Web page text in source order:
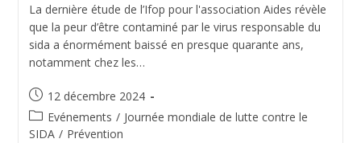
La dernière étude de l’Ifop pour l'association Aides révèle
que la peur d’être contaminé par le virus responsable du
sida a énormément baissé en presque quarante ans,
notamment chez les…
Publication
publiée :
12 décembre 2024
Post
category:
Evénements / Journée mondiale de lutte contre le
SIDA / Prévention